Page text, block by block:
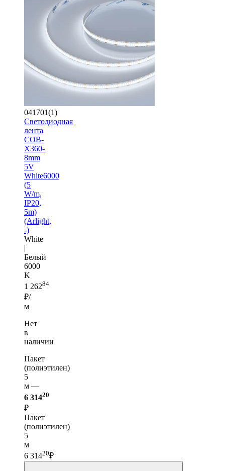
041701(1)
Светодиодная
лента
COB-
X360-
8mm
5V
White6000
(5
W/m,
IP20,
5m)
(Arlight,
-)
White
|
Белый
6000
K
1 26284
₽/
м
Нет
в
наличии
Пакет
(полиэтилен)
5
м —
6 31420
₽
Пакет
(полиэтилен)
5
м
6 31420₽